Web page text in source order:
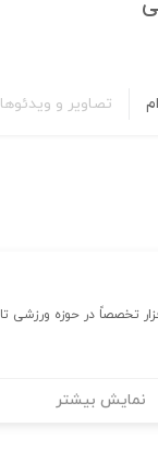
تصاویر و ویدئوها
نمایش بیشتر